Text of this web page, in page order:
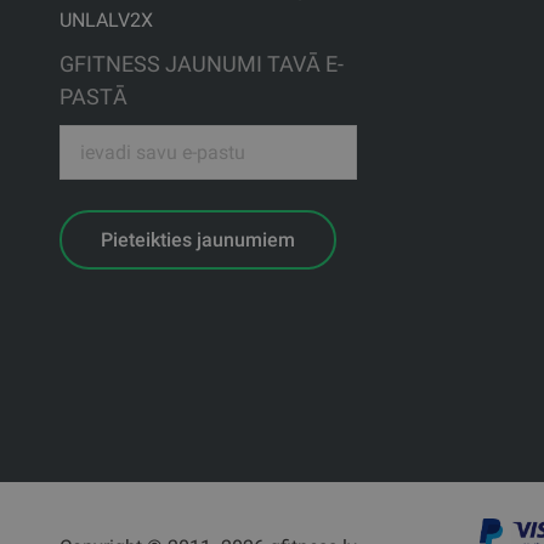
UNLALV2X
GFITNESS JAUNUMI TAVĀ E-
PASTĀ
Pieteikties jaunumiem